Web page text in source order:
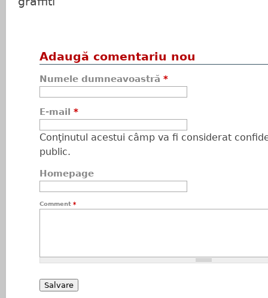
Adaugă comentariu nou
Numele dumneavoastră *
E-mail *
Conţinutul acestui câmp va fi considerat
public.
Homepage
Comment *